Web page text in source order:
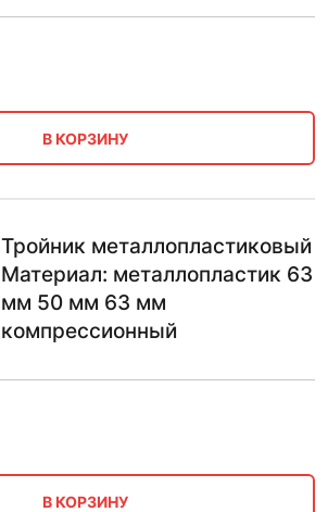
В КОРЗИНУ
Тройник металлопластиковый
Материал: металлопластик 63
мм 50 мм 63 мм
компрессионный
В КОРЗИНУ